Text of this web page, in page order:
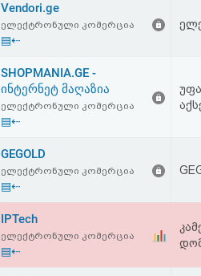
Vendori.ge
ელექტრონული კომერცია
▤⇠
SHOPMANIA.GE -
ინტერნეტ მაღაზია
ელექტრონული კომერცია
▤⇠
GEGOLD
ელექტრონული კომერცია
▤⇠
IPTech
ელექტრონული კომერცია
▤⇠